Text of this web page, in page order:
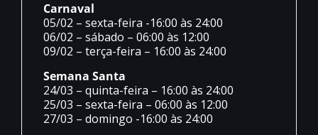
Carnaval
05/02 – sexta-feira -16:00 às 24:00
06/02 – sábado – 06:00 às 12:00
09/02 – terça-feira – 16:00 às 24:00
Semana Santa
24/03 – quinta-feira – 16:00 às 24:00
25/03 – sexta-feira – 06:00 às 12:00
27/03 – domingo -16:00 às 24:00